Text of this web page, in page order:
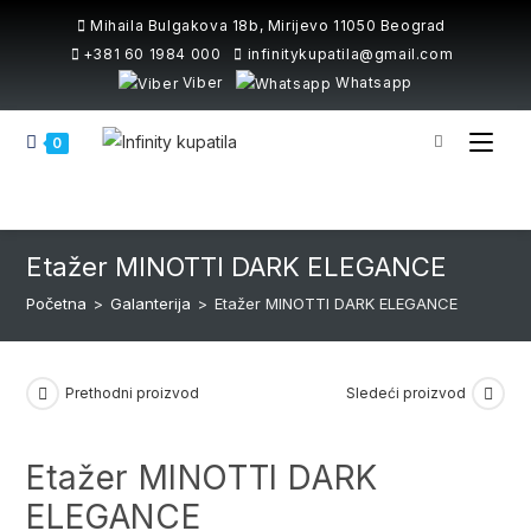
Mihaila Bulgakova 18b, Mirijevo 11050 Beograd
+381 60 1984 000
infinitykupatila@gmail.com
Viber
Whatsapp
0
Etažer MINOTTI DARK ELEGANCE
Početna > Galanterija > Etažer MINOTTI DARK ELEGANCE
Prethodni proizvod Sledeći proizvod
Etažer MINOTTI DARK
ELEGANCE